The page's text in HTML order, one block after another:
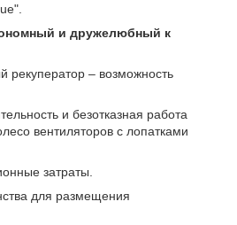
и дружелюбный к
рекуператор – возможность
и безотказная работа
вентиляторов с лопатками
затраты.
для размещения